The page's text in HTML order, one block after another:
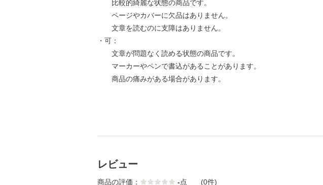
比較的綺麗な状態の商品です。
ページやカバーに欠品はありません。
文章を読むのに支障はありません。
・可：
文章が問題なく読める状態の商品です。
マーカーやペンで書込があることがあります。
商品の痛みがある場合があります。
レビュー
商品の評価： -点 (0件)